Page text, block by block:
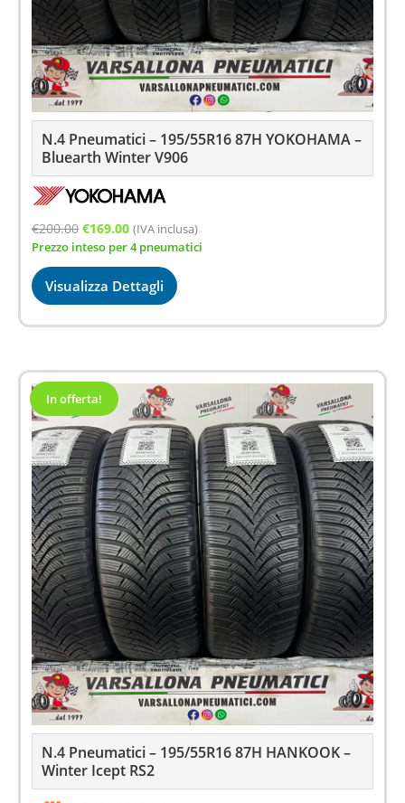
N.4 Pneumatici – 195/55R16 87H YOKOHAMA –
Bluearth Winter V906
€200.00 Il
prezzo
€200.00.
€169.00Il
prezzo
attuale
€169.00.
(IVA inclusa)
Prezzo inteso per 4 pneumatici
Visualizza Dettagli
In offerta!
N.4 Pneumatici – 195/55R16 87H HANKOOK –
Winter Icept RS2